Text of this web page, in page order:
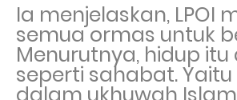
Ia menjelaskan, LPOI
semua ormas untuk
Menurutnya, hidup
seperti sahabat.